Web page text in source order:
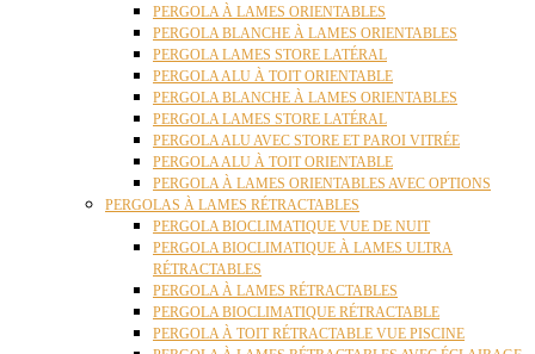
PERGOLA À LAMES ORIENTABLES
PERGOLA BLANCHE À LAMES ORIENTABLES
PERGOLA LAMES STORE LATÉRAL
PERGOLA ALU À TOIT ORIENTABLE
PERGOLA BLANCHE À LAMES ORIENTABLES
PERGOLA LAMES STORE LATÉRAL
PERGOLA ALU AVEC STORE ET PAROI VITRÉE
PERGOLA ALU À TOIT ORIENTABLE
PERGOLA À LAMES ORIENTABLES AVEC OPTIONS
PERGOLAS À LAMES RÉTRACTABLES
PERGOLA BIOCLIMATIQUE VUE DE NUIT
PERGOLA BIOCLIMATIQUE À LAMES ULTRA
RÉTRACTABLES
PERGOLA À LAMES RÉTRACTABLES
PERGOLA BIOCLIMATIQUE RÉTRACTABLE
PERGOLA À TOIT RÉTRACTABLE VUE PISCINE